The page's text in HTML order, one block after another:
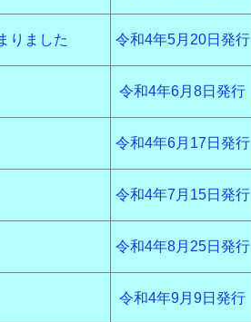
りました
令和4年5月20日発行
令和4年6月8日発行
令和4年6月17日発行
令和4年7月15日発行
令和4年8月25日発行
令和4年9月9日発行